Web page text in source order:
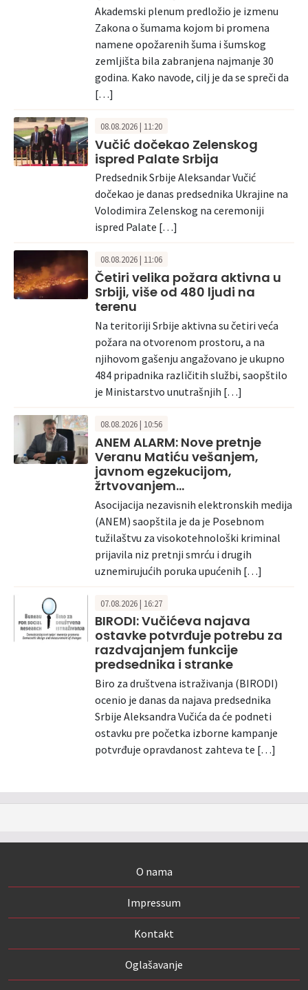
Akademski plenum predložio je izmenu
Zakona o šumama kojom bi promena
namene opožarenih šuma i šumskog
zemljišta bila zabranjena najmanje 30
godina. Kako navode, cilj je da se spreči da
[…]
08.08.2026 | 11:20
Vučić dočekao Zelenskog
ispred Palate Srbija
Predsednik Srbije Aleksandar Vučić
dočekao je danas predsednika Ukrajine na
Volodimira Zelenskog na ceremoniji
ispred Palate […]
08.08.2026 | 11:06
Četiri velika požara aktivna u
Srbiji, više od 480 ljudi na
terenu
Na teritoriji Srbije aktivna su četiri veća
požara na otvorenom prostoru, a na
njihovom gašenju angažovano je ukupno
484 pripadnika različitih službi, saopštilo
je Ministarstvo unutrašnjih […]
08.08.2026 | 10:56
ANEM ALARM: Nove pretnje
Veranu Matiću vešanjem,
javnom egzekucijom,
žrtvovanjem…
Asocijacija nezavisnih elektronskih medija
(ANEM) saopštila je da je Posebnom
tužilaštvu za visokotehnološki kriminal
prijavila niz pretnji smrću i drugih
uznemirujućih poruka upućenih […]
07.08.2026 | 16:27
BIRODI: Vučićeva najava
ostavke potvrđuje potrebu za
razdvajanjem funkcije
predsednika i stranke
Biro za društvena istraživanja (BIRODI)
ocenio je danas da najava predsednika
Srbije Aleksandra Vučića da će podneti
ostavku pre početka izborne kampanje
potvrđuje opravdanost zahteva te […]
O nama
Impressum
Kontakt
Oglašavanje